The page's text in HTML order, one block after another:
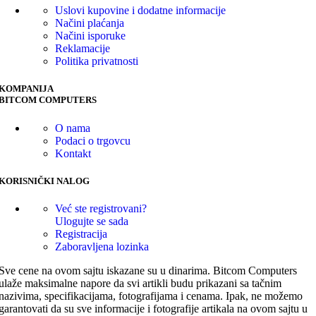
Uslovi kupovine i dodatne informacije
Načini plaćanja
Načini isporuke
Reklamacije
Politika privatnosti
COMPUTERS
O nama
Podaci o trgovcu
Kontakt
NALOG
Već ste registrovani?
Ulogujte se sada
Registracija
Zaboravljena lozinka
cene na ovom sajtu iskazane su u dinarima. Bitcom Computers
maksimalne napore da svi artikli budu prikazani sa tačnim
specifikacijama, fotografijama i cenama. Ipak, ne možemo
da su sve informacije i fotografije artikala na ovom sajtu u